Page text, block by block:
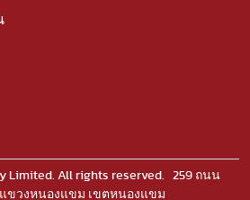
Limited. All rights reserved. 259 ถนน
ขวงหนองแขม เขตหนองแขม